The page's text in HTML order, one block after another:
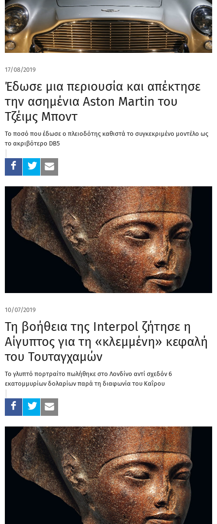
17/08/2019
Έδωσε μια περιουσία και απέκτησε
την ασημένια Aston Martin του
Τζέιμς Μποντ
Το ποσό που έδωσε ο πλειοδότης καθιστά το συγκεκριμένο μοντέλο ως
το ακριβότερο DB5
10/07/2019
Τη βοήθεια της Interpol ζήτησε η
Αίγυπτος για τη «κλεμμένη» κεφαλή
του Τουταγχαμών
Το γλυπτό πορτραίτο πωλήθηκε στο Λονδίνο αντί σχεδόν 6
εκατομμυρίων δολαρίων παρά τη διαφωνία του Καΐρου